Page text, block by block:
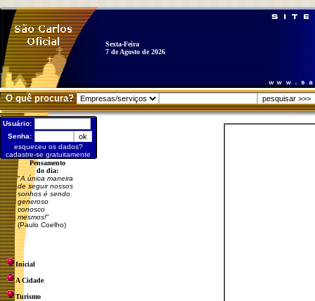
Sexta-Feira
7 de Agosto de 2026
O quê procura?
Usuário:
Senha:
esqueceu os dados?
cadastre-se gratuitamente
Pensamento
do dia:
"A única maneira
de seguir nossos
sonhos é sendo
generoso
conosco
mesmos!"
(Paulo Coelho)
Inicial
A Cidade
Turismo